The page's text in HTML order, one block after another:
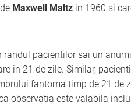
Maxwell Maltz in 1960 si
randul pacientilor sai un
in 21 de zile. Similar,
fantoma timp de 21 de
observatia este valabila